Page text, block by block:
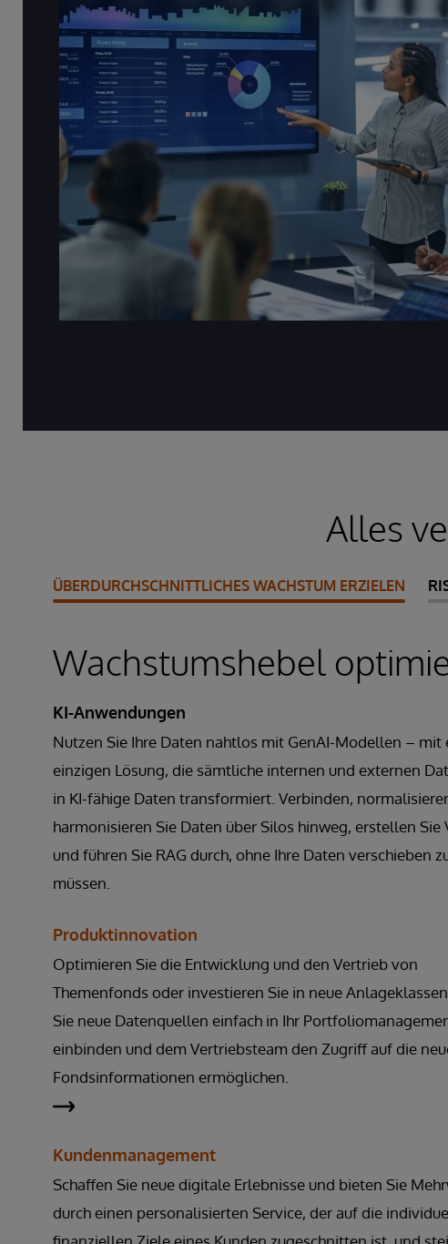
Alles
ÜBERDURCHSCHNITTLICHES WACHSTUM ERZIELEN
Wachstumshebel
KI-Anwendungen
Nutzen Sie Ihre Daten nahtlos mit GenAI-Modellen – mit
einzigen Lösung, die sämtliche internen und externen
in KI-fähige Daten transformiert. Verbinden,
harmonisieren Sie Daten über Silos hinweg, erstellen Sie
und führen Sie RAG durch, ohne Ihre Daten verschieben
müssen.
Produktinnovation
Optimieren Sie die Entwicklung und den Vertrieb von
Themenfonds oder investieren Sie in neue
Sie neue Datenquellen einfach in Ihr
einbinden und dem Vertriebsteam den Zugriff auf die
Fondsinformationen ermöglichen.
Kundenmanagement
Schaffen Sie neue digitale Erlebnisse und bieten Sie
durch einen personalisierten Service, der auf die